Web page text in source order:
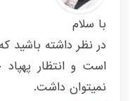
با سلام
در نظر داشته باشید
است و انتظار پهپاد
نمیتوان داشت.